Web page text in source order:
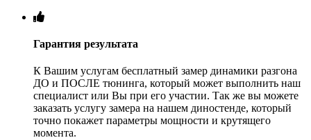
Гарантия результата
К Вашим услугам бесплатный замер динамики разгона
ДО и ПОСЛЕ тюнинга, который может выполнить наш
специалист или Вы при его участии. Так же вы можете
заказать услугу замера на нашем диностенде, который
точно покажет параметры мощности и крутящего
момента.